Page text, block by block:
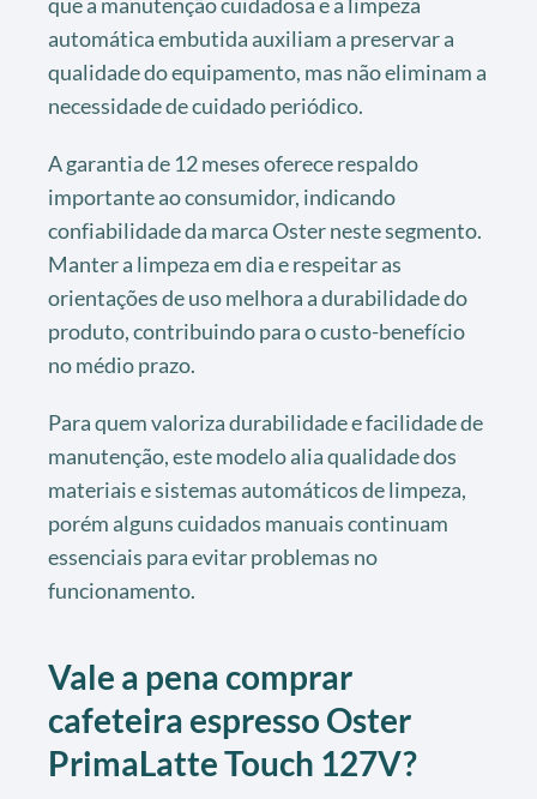
automática embutida auxiliam a preservar a
qualidade do equipamento, mas não eliminam a
necessidade de cuidado periódico.
A garantia de 12 meses oferece respaldo
importante ao consumidor, indicando
confiabilidade da marca Oster neste segmento.
Manter a limpeza em dia e respeitar as
orientações de uso melhora a durabilidade do
produto, contribuindo para o custo-benefício
no médio prazo.
Para quem valoriza durabilidade e facilidade de
manutenção, este modelo alia qualidade dos
materiais e sistemas automáticos de limpeza,
porém alguns cuidados manuais continuam
essenciais para evitar problemas no
funcionamento.
Vale a pena comprar
cafeteira espresso Oster
PrimaLatte Touch 127V?